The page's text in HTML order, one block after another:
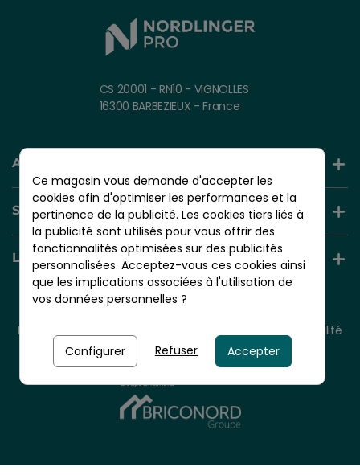
CS 20001 - RN10 - VIGNOLLES
16300 BARBEZIEUX - France
AIDE ET INFORMATION
SERVICES +
LIENS UTILES
Mentions légales
Politique de confidentialité
Politique de cookies
Groupe Briconord
Ce magasin vous demande d'accepter les
cookies afin d'optimiser les performances et la
pertinence de la publicité. Les cookies tiers liés à
la publicité sont utilisés pour vous offrir des
fonctionnalités optimisées sur des publicités
personnalisées. Acceptez-vous ces cookies ainsi
que les implications associées à l'utilisation de
vos données personnelles ?
Configurer Refuser Accepter